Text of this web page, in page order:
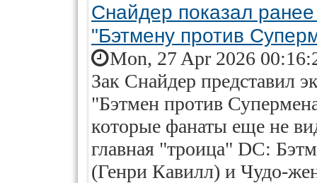
Снайдер показал
"Бэтмену против
Mon, 27 Apr 2026
Зак Снайдер представил
"Бэтмен против
которые фанаты еще не
главная "троица" DC:
(Генри Кавилл) и Чудо-